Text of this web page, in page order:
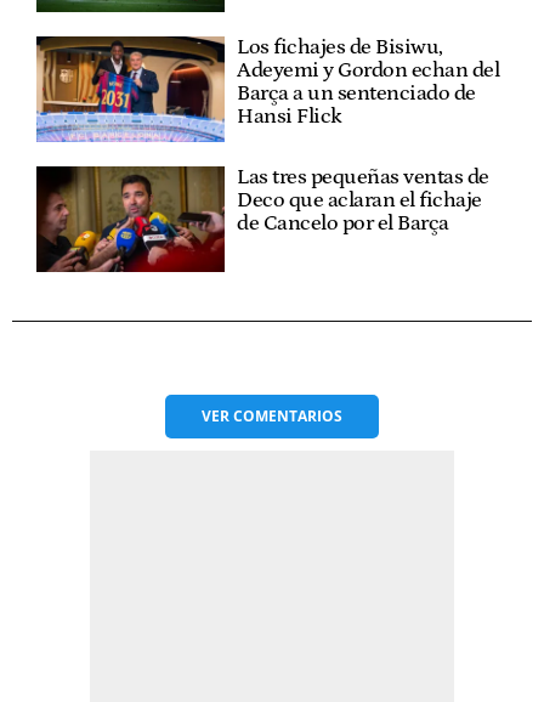
Los fichajes de Bisiwu,
Adeyemi y Gordon echan del
Barça a un sentenciado de
Hansi Flick
Las tres pequeñas ventas de
Deco que aclaran el fichaje
de Cancelo por el Barça
VERCOMENTARIOS